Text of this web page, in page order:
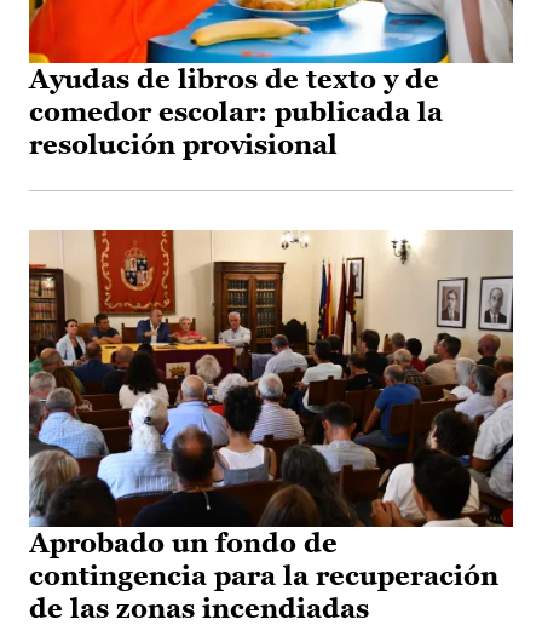
Ayudas de libros de texto y de
comedor escolar: publicada la
resolución provisional
Aprobado un fondo de
contingencia para la recuperación
de las zonas incendiadas